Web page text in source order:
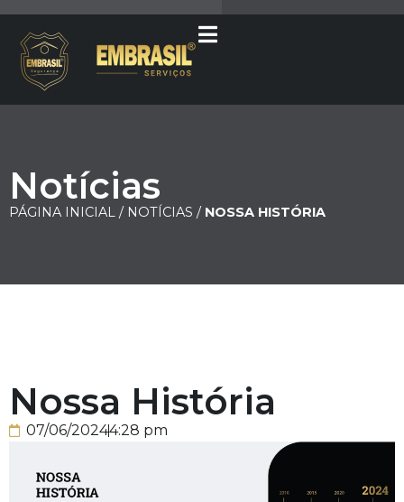
Notícias
PÁGINA INICIAL / NOTÍCIAS / NOSSA HISTÓRIA
Nossa História
07/06/20244:28 pm